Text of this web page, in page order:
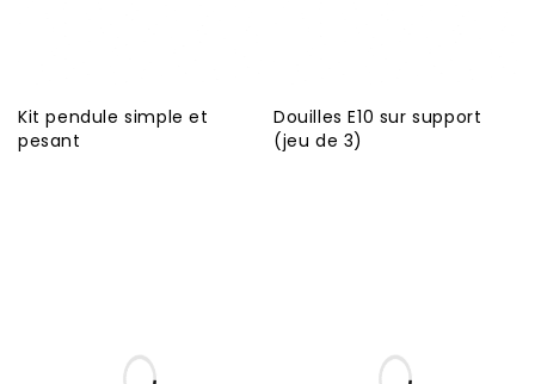
Kit pendule simple et
pesant
Douilles E10 sur support
(jeu de 3)